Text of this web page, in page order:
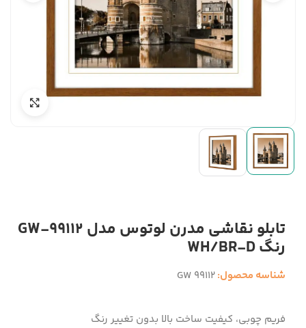
تابلو نقاشی مدرن لوتوس مدل GW-99112
رنگ WH/BR-D
شناسه محصول:GW 99112
فریم چوبی، کیفیت ساخت بالا بدون تغییر رنگ